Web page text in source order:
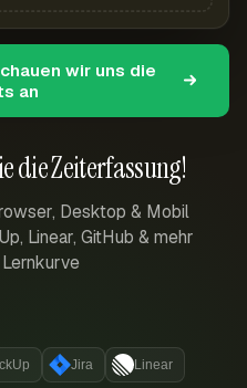
die Zeiterfassung!
Desktop & Mobil
Linear, GitHub & mehr
Jira Linear
wir uns die
an